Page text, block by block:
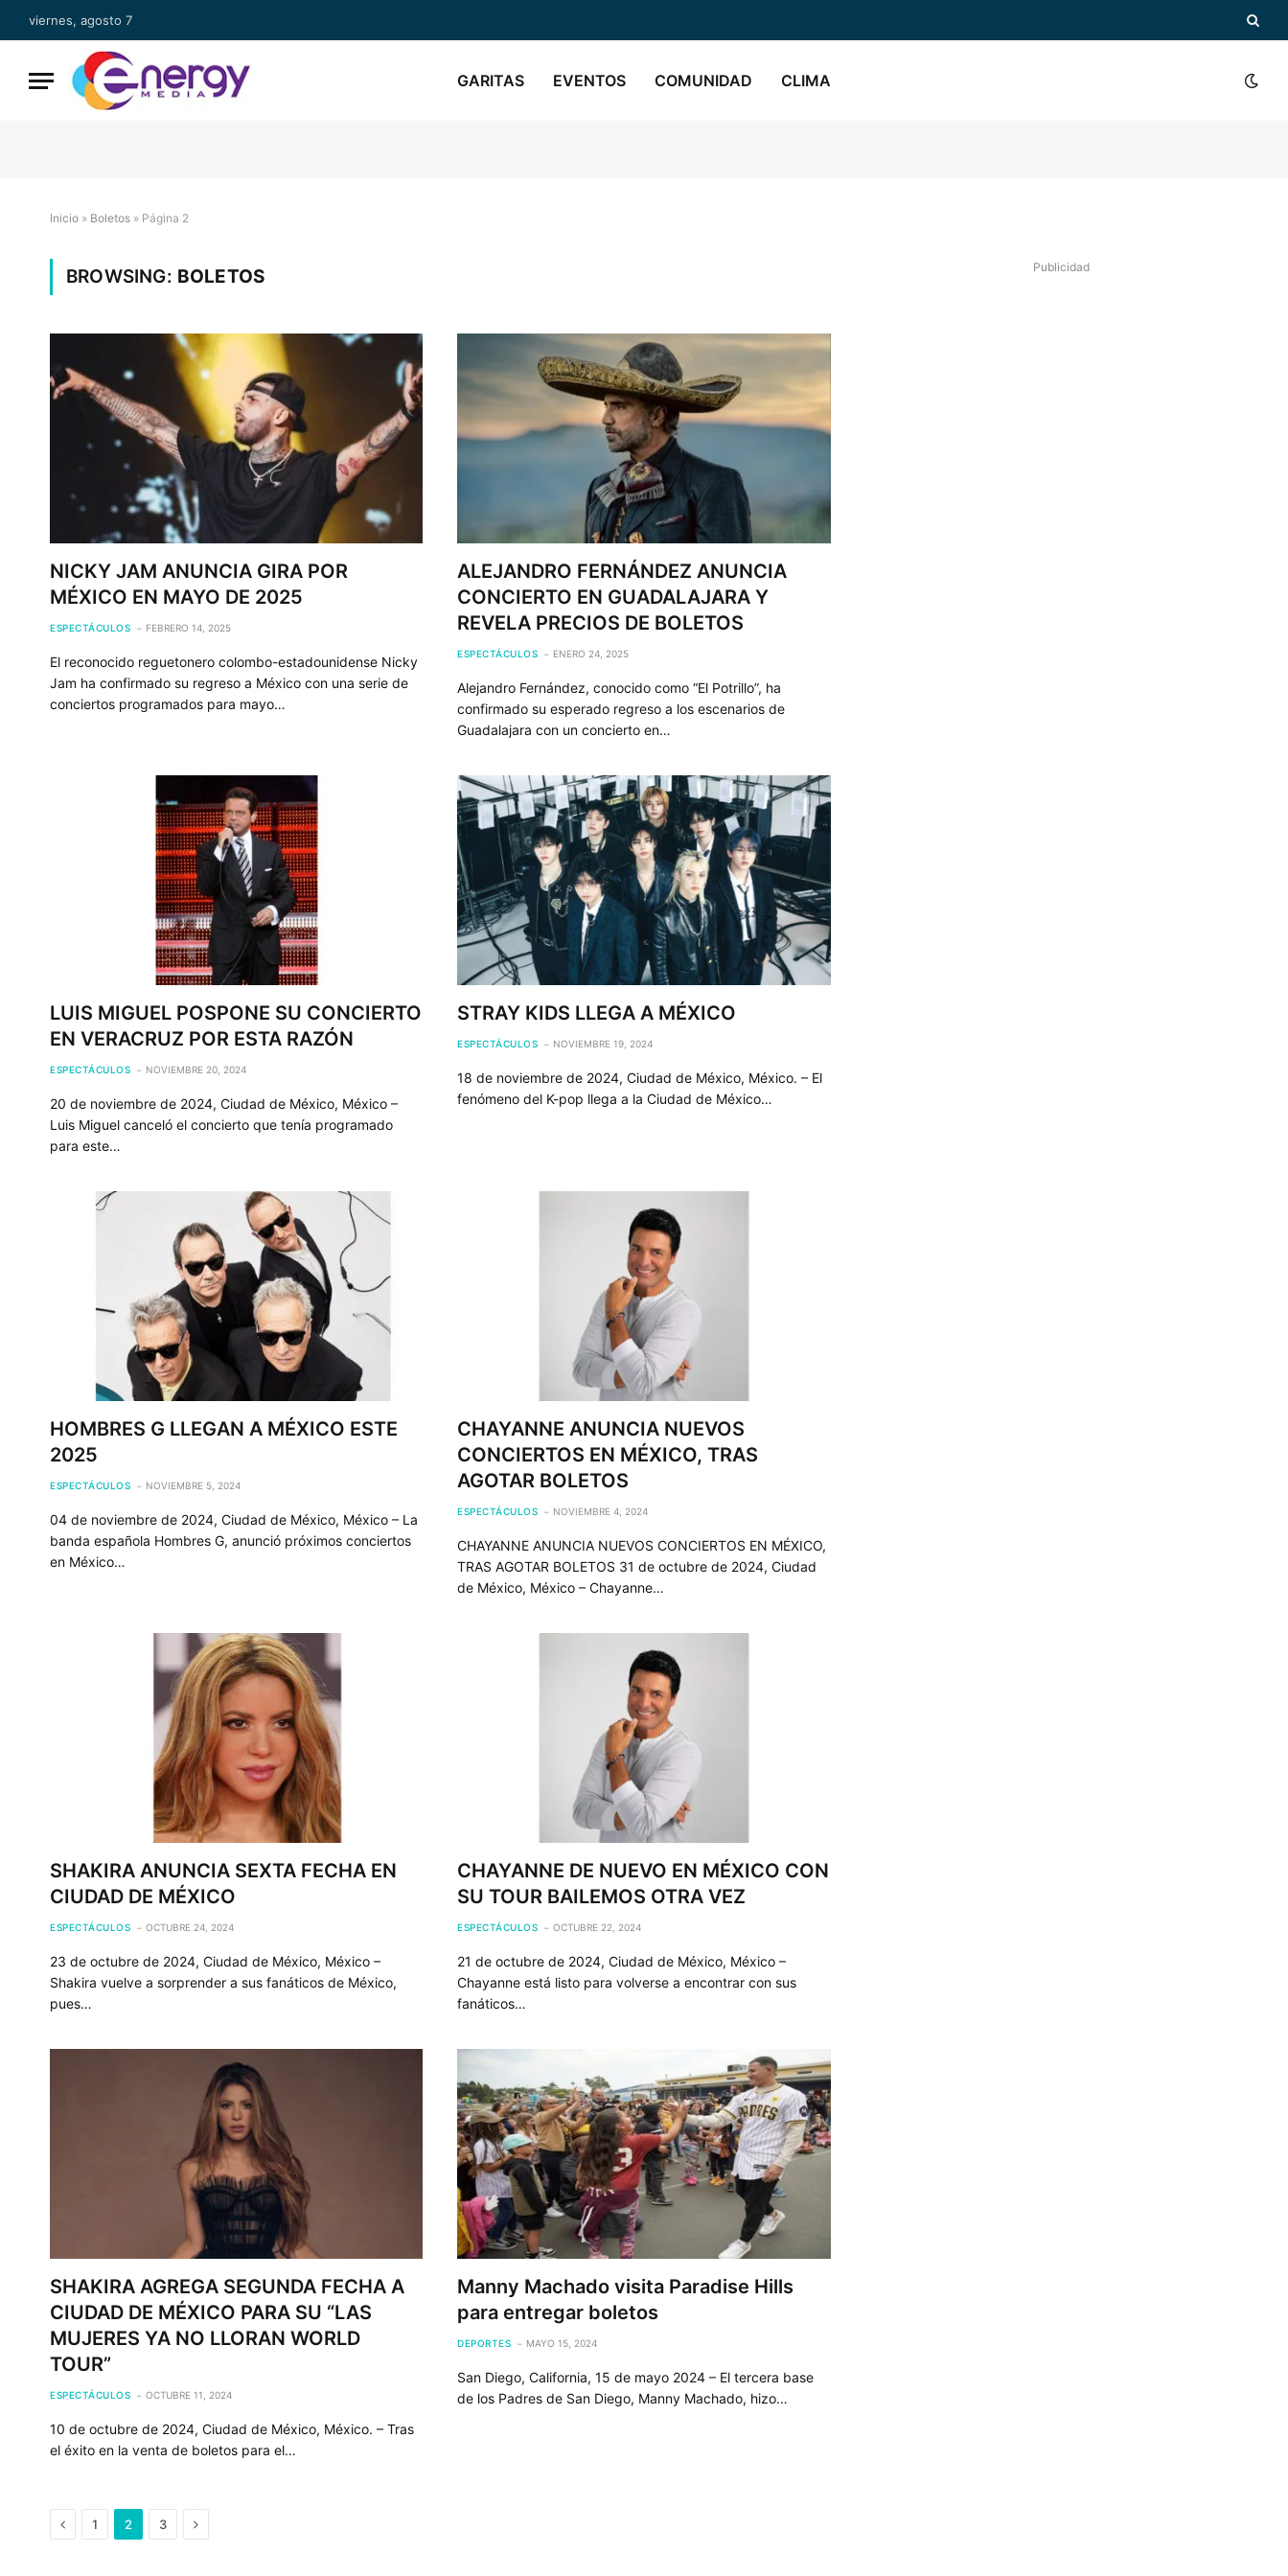
viernes, agosto 7
GARITAS EVENTOS COMUNIDAD CLIMA
Inicio » Boletos » Página 2
BROWSING: BOLETOS
NICKY JAM ANUNCIA GIRA POR
MÉXICO EN MAYO DE 2025
ESPECTÁCULOS FEBRERO 14, 2025
El reconocido reguetonero colombo-estadounidense Nicky
Jam ha confirmado su regreso a México con una serie de
conciertos programados para mayo…
ALEJANDRO FERNÁNDEZ ANUNCIA
CONCIERTO EN GUADALAJARA Y
REVELA PRECIOS DE BOLETOS
ESPECTÁCULOS ENERO 24, 2025
Alejandro Fernández, conocido como “El Potrillo”, ha
confirmado su esperado regreso a los escenarios de
Guadalajara con un concierto en…
LUIS MIGUEL POSPONE SU CONCIERTO
EN VERACRUZ POR ESTA RAZÓN
ESPECTÁCULOS NOVIEMBRE 20, 2024
20 de noviembre de 2024, Ciudad de México, México –
Luis Miguel canceló el concierto que tenía programado
para este…
STRAY KIDS LLEGA A MÉXICO
ESPECTÁCULOS NOVIEMBRE 19, 2024
18 de noviembre de 2024, Ciudad de México, México. – El
fenómeno del K-pop llega a la Ciudad de México…
HOMBRES G LLEGAN A MÉXICO ESTE
2025
ESPECTÁCULOS NOVIEMBRE 5, 2024
04 de noviembre de 2024, Ciudad de México, México – La
banda española Hombres G, anunció próximos conciertos
en México…
CHAYANNE ANUNCIA NUEVOS
CONCIERTOS EN MÉXICO, TRAS
AGOTAR BOLETOS
ESPECTÁCULOS NOVIEMBRE 4, 2024
CHAYANNE ANUNCIA NUEVOS CONCIERTOS EN MÉXICO,
TRAS AGOTAR BOLETOS 31 de octubre de 2024, Ciudad
de México, México – Chayanne…
SHAKIRA ANUNCIA SEXTA FECHA EN
CIUDAD DE MÉXICO
ESPECTÁCULOS OCTUBRE 24, 2024
23 de octubre de 2024, Ciudad de México, México –
Shakira vuelve a sorprender a sus fanáticos de México,
pues…
CHAYANNE DE NUEVO EN MÉXICO CON
SU TOUR BAILEMOS OTRA VEZ
ESPECTÁCULOS OCTUBRE 22, 2024
21 de octubre de 2024, Ciudad de México, México –
Chayanne está listo para volverse a encontrar con sus
fanáticos…
SHAKIRA AGREGA SEGUNDA FECHA A
CIUDAD DE MÉXICO PARA SU “LAS
MUJERES YA NO LLORAN WORLD
TOUR”
ESPECTÁCULOS OCTUBRE 11, 2024
10 de octubre de 2024, Ciudad de México, México. – Tras
el éxito en la venta de boletos para el…
Manny Machado visita Paradise Hills
para entregar boletos
DEPORTES MAYO 15, 2024
San Diego, California, 15 de mayo 2024 – El tercera base
de los Padres de San Diego, Manny Machado, hizo…
Previous
1 2 3 Next
Publicidad